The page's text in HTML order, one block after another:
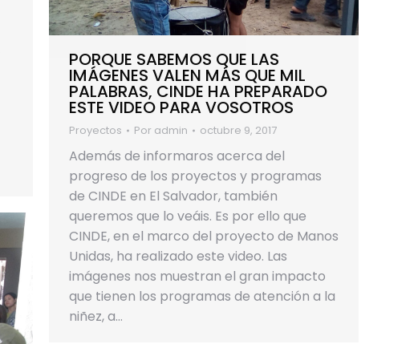
PORQUE SABEMOS QUE LAS
IMÁGENES VALEN MÁS QUE MIL
PALABRAS, CINDE HA PREPARADO
ESTE VIDEO PARA VOSOTROS
Proyectos Por admin octubre 9, 2017
Además de informaros acerca del
progreso de los proyectos y programas
de CINDE en El Salvador, también
queremos que lo veáis. Es por ello que
CINDE, en el marco del proyecto de Manos
Unidas, ha realizado este video. Las
imágenes nos muestran el gran impacto
que tienen los programas de atención a la
niñez, a…